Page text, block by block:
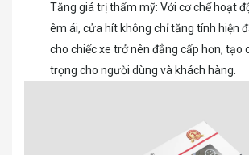
Tăng giá trị thẩm mỹ: Với cơ chế hoạt
êm ái, cửa hít không chỉ tăng tính hiện
cho chiếc xe trở nên đẳng cấp hơn, tạo
trọng cho người dùng và khách hàng.